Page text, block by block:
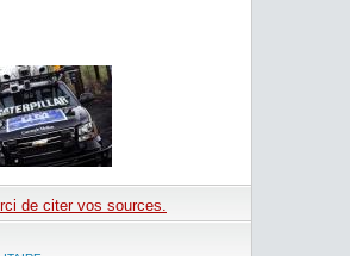
de citer vos sources.